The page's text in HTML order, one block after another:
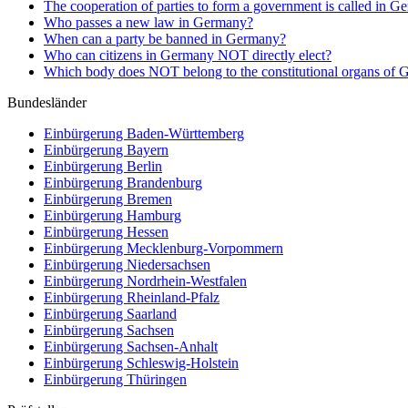
The cooperation of parties to form a government is called in
Who passes a new law in Germany?
When can a party be banned in Germany?
Who can citizens in Germany NOT directly elect?
Which body does NOT belong to the constitutional organs of
Bundesländer
Einbürgerung Baden-Württemberg
Einbürgerung Bayern
Einbürgerung Berlin
Einbürgerung Brandenburg
Einbürgerung Bremen
Einbürgerung Hamburg
Einbürgerung Hessen
Einbürgerung Mecklenburg-Vorpommern
Einbürgerung Niedersachsen
Einbürgerung Nordrhein-Westfalen
Einbürgerung Rheinland-Pfalz
Einbürgerung Saarland
Einbürgerung Sachsen
Einbürgerung Sachsen-Anhalt
Einbürgerung Schleswig-Holstein
Einbürgerung Thüringen